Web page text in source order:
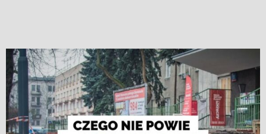
NASZE WYDAWNICTWA
WESPRZYJ NAS